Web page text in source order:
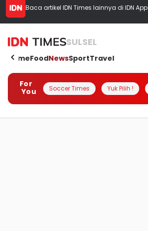
Baca artikel IDN Times lainnya di IDN App
SULSEL
HomeFoodNewsSportTravel
For
You
Soccer Times Yuk Pilih !